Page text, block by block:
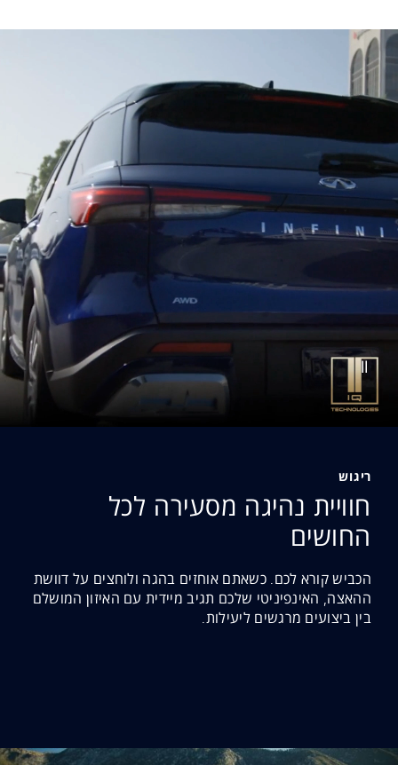
ריגוש
חוויית נהיגה מסעירה לכל
החושים
הכביש קורא לכם. כשאתם אוחזים בהגה ולוחצים על דוושת
ההאצה, האינפיניטי שלכם תגיב מיידית עם האיזון המושלם
בין ביצועים מרגשים ליעילות.